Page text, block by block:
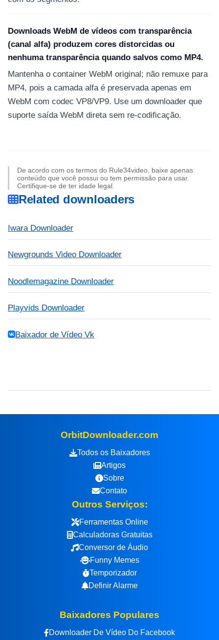
Downloads WebM de vídeos com transparência
(canal alfa) produzem cores distorcidas ou
nenhuma transparência quando salvos como MP4.
Mantenha o container WebM original; não remuxe para
MP4, pois a camada alfa é preservada apenas em
WebM com codec VP8/VP9. Use um downloader que
suporte saída WebM direta sem re-codificação.
De acordo com os termos do Rule34video, baixe apenas
conteúdo que você possui ou tem permissão para usar.
Certifique-se de ter idade legal.
Related downloaders
Iwara Downloader
Newgrounds Video Downloader
Noodlemagazine Downloader
Playvids Downloader
Baixador de Vídeo Vk
OrbitDownloader.com
Todos os Baixadores
Artigos
Sobre
Contato
Outros Serviços:
Ferramentas Online
Calculadoras Gratuitas
Conversor de Áudio
Funny Memes
Temporizador
Definir Alarme
Baixadores Populares
Downloader De Vídeo Do Facebook